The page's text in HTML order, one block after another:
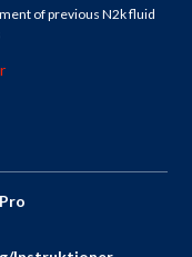
of previous N2k fluid